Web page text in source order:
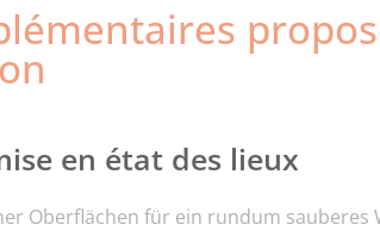
en état des lieux
Oberflächen für ein rundum sauberes